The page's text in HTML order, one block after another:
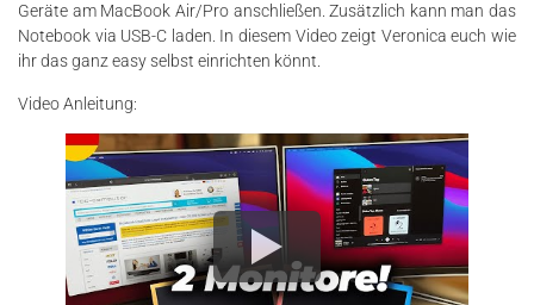
Geräte am MacBook Air/Pro anschließen. Zusätzlich kann man das
Notebook via USB-C laden. In diesem Video zeigt Veronica euch wie
ihr das ganz easy selbst einrichten könnt.
Video Anleitung: